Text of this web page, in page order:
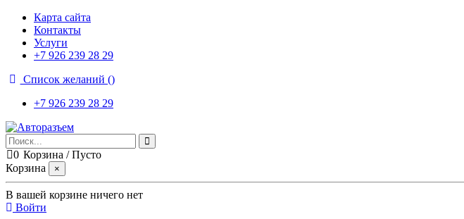
Карта сайта
Контакты
Услуги
+7 926 239 28 29
Список желаний ()
+7 926 239 28 29
0 Корзина /Пусто
Корзина
×
В вашей корзине ничего нет
Войти